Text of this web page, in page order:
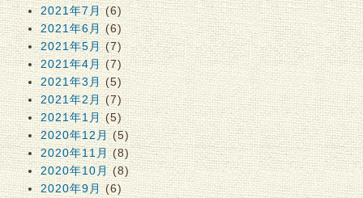
2021年7月(6)
2021年6月 (6)
2021年5月(7)
2021年4月 (7)
2021年3月 (5)
2021年2月 (7)
2021年1月(5)
2020年12月(5)
2020年11月(8)
2020年10月(8)
2020年9月 (6)